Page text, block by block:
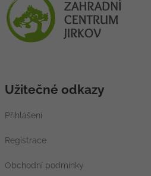
Užitečné odkazy
Přihlášení
Registrace
Obchodní podmínky